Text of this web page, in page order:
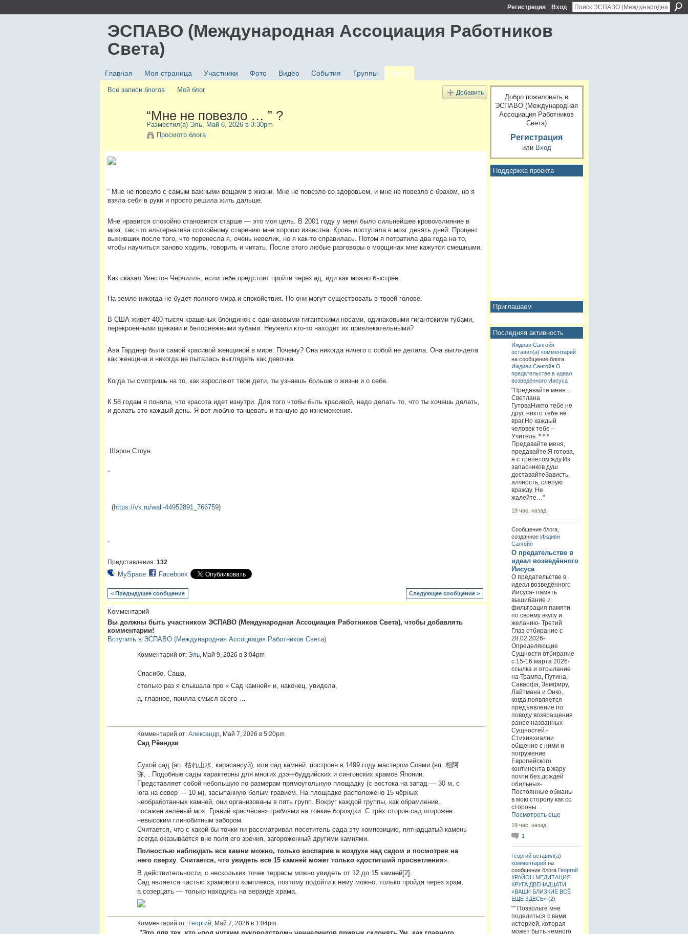
Регистрация Вход
ЭСПАВО (Международная Ассоциация Работников
Света)
Главная Моя страница Участники Фото Видео События Группы Блоги
Все записи блогов Мой блог Добавить
“Мне не повезло … ” ?
Разместил(а) Эль, Май 6, 2026 в 3:30pm
Просмотр блога
“ Мне не повезло с самым важными вещами в жизни. Мне не повезло со здоровьем, и мне не повезло с браком, но я
взяла себя в руки и просто решила жить дальше.
Мне нравится спокойно становится старше — это моя цель. В 2001 году у меня было сильнейшее кровоизлияние в
мозг, так что альтернатива спокойному старению мне хорошо известна. Кровь поступала в мозг девять дней. Процент
выживших после того, что перенесла я, очень невелик, но я как-то справилась. Потом я потратила два года на то,
чтобы научиться заново ходить, говорить и читать. После этого любые разговоры о морщинах мне кажутся смешными.
Как сказал Уинстон Черчилль, если тебе предстоит пройти через ад, иди как можно быстрее.
На земле никогда не будет полного мира и спокойствия. Но они могут существовать в твоей голове.
В США живет 400 тысяч крашеных блондинок с одинаковыми гигантскими носами, одинаковыми гигантскими губами,
перекроенными щеками и белоснежными зубами. Неужели кто-то находит их привлекательными?
Ава Гарднер была самой красивой женщиной в мире. Почему? Она никогда ничего с собой не делала. Она выглядела
как женщина и никогда не пыталась выглядеть как девочка.
Когда ты смотришь на то, как взрослеют твои дети, ты узнаешь больше о жизни и о себе.
К 58 годам я поняла, что красота идет изнутри. Для того чтобы быть красивой, надо делать то, что ты хочешь делать,
и делать это каждый день. Я вот люблю танцевать и танцую до изнеможения.
Шэрон Стоун
”
(https://vk.ru/wall-44952891_766759)
.
Представления: 132
MySpace Facebook
< Предыдущее сообщение Следующее сообщение >
Комментарий
Вы должны быть участником ЭСПАВО (Международная Ассоциация Работников Света), чтобы добавлять
комментарии!
Вступить в ЭСПАВО (Международная Ассоциация Работников Света)
Комментарий от: Эль, Май 9, 2026 в 3:04pm
Спасибо, Саша,
столько раз я слышала про « Сад камней» и, наконец, увидела,
а, главное, поняла смысл всего …
Комментарий от: Александр, Май 7, 2026 в 5:20pm
Сад Рёандзи
Сухой сад (яп. 枯れ山水, карэсансуй), или сад камней, построен в 1499 году мастером Соами (яп. 相阿
弥, . Подобные сады характерны для многих дзэн-буддийских и сингонских храмов Японии.
Представляет собой небольшую по размерам прямоугольную площадку (с востока на запад — 30 м, с
юга на север — 10 м), засыпанную белым гравием. На площадке расположено 15 чёрных
необработанных камней, они организованы в пять групп. Вокруг каждой группы, как обрамление,
посажен зелёный мох. Гравий «расчёсан» граблями на тонкие бороздки. С трёх сторон сад огорожен
невысоким глинобитным забором.
Считается, что с какой бы точки ни рассматривал посетитель сада эту композицию, пятнадцатый камень
всегда оказывается вне поля его зрения, загороженный другими камнями.
Полностью наблюдать все камни можно, только воспарив в воздухе над садом и посмотрев на
него сверху. Считается, что увидеть все 15 камней может только «достигший просветления».
В действительности, с нескольких точек террасы можно увидеть от 12 до 15 камней[2].
Сад является частью храмового комплекса, поэтому подойти к нему можно, только пройдя через храм,
а созерцать — только находясь на веранде храма.
Комментарий от: Георгий, Май 7, 2026 в 1:04pm
Добро пожаловать в
ЭСПАВО (Международная
Ассоциация Работников
Света)
Регистрация
или Вход
Поддержка проекта
Приглашаем
Последняя активность
Иждиви Сангойя
оставил(а) комментарий
на сообщение блога
Иждиви Сангойя О
предательстве в идеал
возведённого Иисуса
"Предавайте меня...
Светлана
ГутоваНикто тебе не
друг, никто тебе не
враг,Но каждый
человек тебе –
Учитель. * * *
Предавайте меня,
предавайте.Я готова,
я с трепетом жду.Из
запасников душ
доставайтеЗависть,
алчность, слепую
вражду. Не
жалейте…"
19 час. назад
Сообщение блога,
созданное Иждиви
Сангойя
О предательстве в
идеал возведённого
Иисуса
О предательстве в
идеал возведённого
Иисуса- память
вышибание и
фильтрация памяти
по своему вкусу и
желанию- Третий
Глаз отбирание с
28.02.2026-
Определяющие
Сущности отбирание
с 15-16 марта 2026-
ссылка и отсылание
на Трампа, Путина,
Саваофа, Земфиру,
Лайтмана и Онко,
когда появляется
предъявление по
поводу возвращения
ранее названных
Сущностей.-
Стихияхиалии
общение с ними и
погружение
Европейского
континента в жару
почти без дождей
обильных-
Постоянные обманы
в мою сторону как со
стороны…
Посмотреть еще
19 час. назад
1
Георгий оставил(а)
комментарийна
сообщение блога Георгий
КРАЙОН МЕДИТАЦИЯ
КРУГА ДВЕНАДЦАТИ
«ВАШИ БЛИЗКИЕ ВСЁ
ЕЩЁ ЗДЕСЬ» (2)
"" Позвольте мне
поделиться с вами
историей, которая
может быть немного